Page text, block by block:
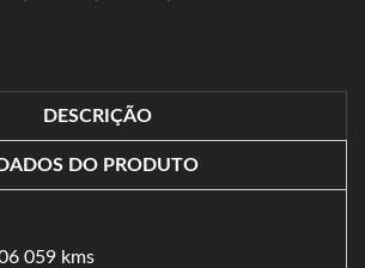
DESCRIÇÃO
DADOS DO PRODUTO
059 kms